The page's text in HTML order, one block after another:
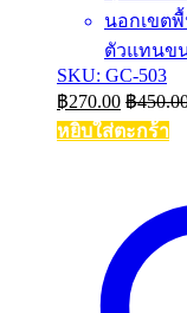
นอกเขต
ตัวแทนข
SKU: GC-503
฿270.00 ฿
หยิบใส่ตะกร้า